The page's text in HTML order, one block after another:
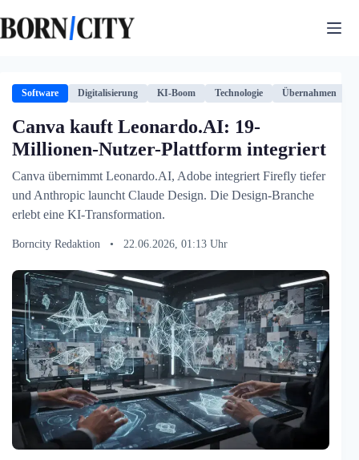
Inhalt
springen
Software Digitalisierung KI-Boom Technologie Übernahmen
Canva kauft Leonardo.AI: 19-
Millionen-Nutzer-Plattform integriert
Canva übernimmt Leonardo.AI, Adobe integriert Firefly tiefer
und Anthropic launcht Claude Design. Die Design-Branche
erlebt eine KI-Transformation.
Borncity Redaktion • 22.06.2026, 01:13 Uhr